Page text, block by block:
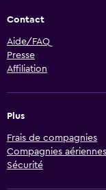
Contact
Aide/FAQ
Presse
Affiliation
Plus
Frais de compagnies
Compagnies aériennes
Sécurité